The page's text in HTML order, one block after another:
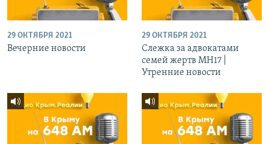
29 ОКТЯБРЯ 2021
Вечерние новости
29 ОКТЯБРЯ 2021
Слежка за адвокатами
семей жертв МН17 |
Утренние новости